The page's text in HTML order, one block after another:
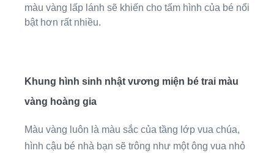
màu vàng lấp lánh sẽ khiến cho tấm hình của bé nổi
bật hơn rất nhiều.
Khung hình sinh nhật vương miện bé trai màu
vàng hoàng gia
Màu vàng luôn là màu sắc của tầng lớp vua chúa,
hình cậu bé nhà bạn sẽ trông như một ông vua nhỏ